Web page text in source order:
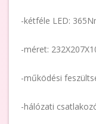
-kétféle LED:
-méret:
-működési
-hálózati